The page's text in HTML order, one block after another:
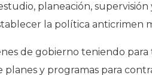
planeación,
la política anticrimen
de gobierno teniendo
y programas para